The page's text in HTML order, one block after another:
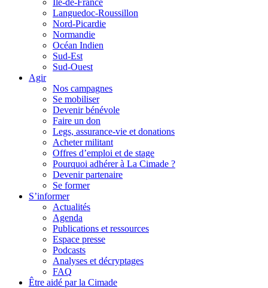
Ile-de-France
Languedoc-Roussillon
Nord-Picardie
Normandie
Océan Indien
Sud-Est
Sud-Ouest
Agir
Nos campagnes
Se mobiliser
Devenir bénévole
Faire un don
Legs, assurance-vie et donations
Acheter militant
Offres d’emploi et de stage
Pourquoi adhérer à La Cimade ?
Devenir partenaire
Se former
S’informer
Actualités
Agenda
Publications et ressources
Espace presse
Podcasts
Analyses et décryptages
FAQ
Être aidé par la Cimade